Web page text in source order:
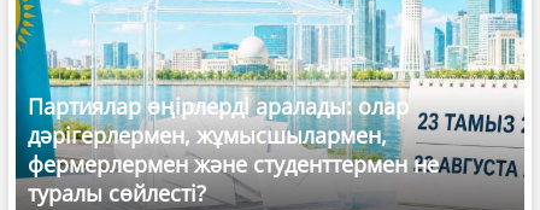
Партиялар өңірлерді аралады: олар
дәрігерлермен, жұмысшылармен,
фермерлермен және студенттермен не
туралы сөйлесті?